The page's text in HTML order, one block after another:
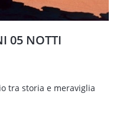
05 NOTTI
tra storia e meraviglia